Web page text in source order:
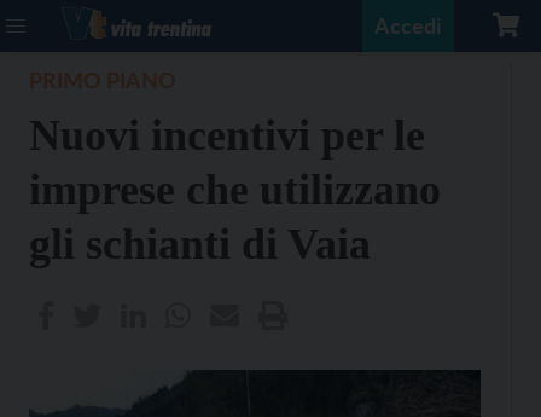
Accedi
Nuovi incentivi per le
imprese che utilizzano
gli schianti di Vaia